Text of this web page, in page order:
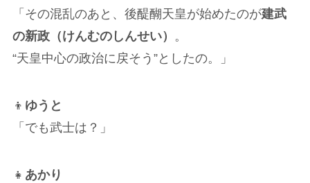
「その混乱のあと、後醍醐天皇が始めたのが建武
の新政（けんむのしんせい） 。
“天皇中心の政治に戻そう”としたの。」
👦 ゆうと
「でも武士は？」
👧 あかり